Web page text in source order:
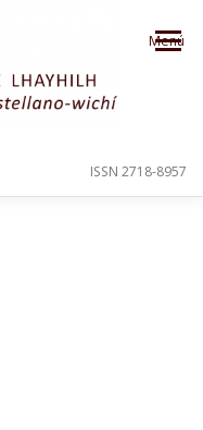
Menú
ISSN 2718-8957